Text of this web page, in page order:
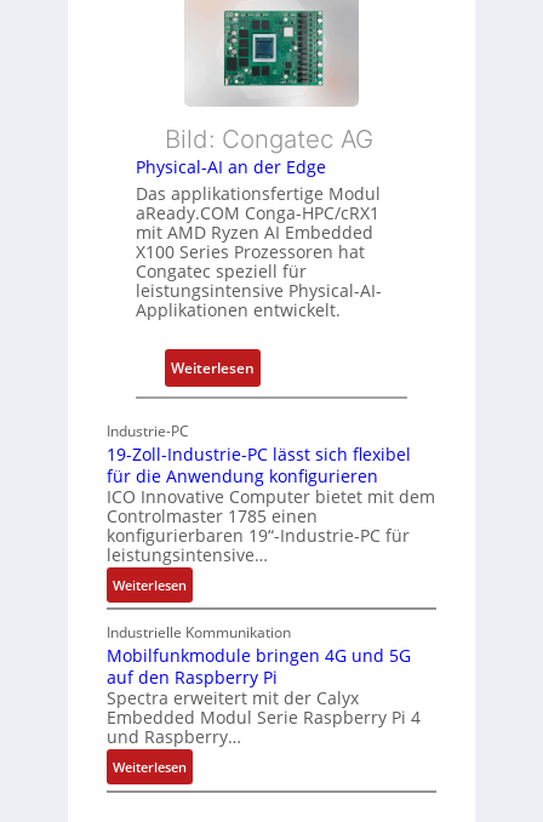
t
a
n
d
ü
b
e
r
w
a
c
h
u
n
g
e
h
r
i
s
t
u
n
g
e
x
i
b
e
E
t
h
e
r
c
a
t
-
A
c
h
i
t
e
r
Bild: Congatec AG
Physical-AI an der Edge
Das applikationsfertige Modul
aReady.COM Conga-HPC/cRX1
mit AMD Ryzen AI Embedded
X100 Series Prozessoren hat
Congatec speziell für
leistungsintensive Physical-AI-
Applikationen entwickelt.
Weiterlesen:
P
s
i
c
a
I
a
n
d
E
Industrie-PC
19-Zoll-Industrie-PC lässt sich flexibel
für die Anwendung konfigurieren
ICO Innovative Computer bietet mit dem
Controlmaster 1785 einen
konfigurierbaren 19“-Industrie-PC für
leistungsintensive…
Weiterlesen:
1
9
-
Z
o
l
l
-
I
Industrielle Kommunikation
Mobilfunkmodule bringen 4G und 5G
auf den Raspberry Pi
Spectra erweitert mit der Calyx
Embedded Modul Serie Raspberry Pi 4
und Raspberry…
Weiterlesen:
M